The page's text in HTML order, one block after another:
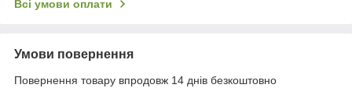
Всі умови оплати
Умови повернення
Повернення товару впродовж 14 днів безкоштовно